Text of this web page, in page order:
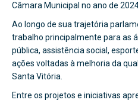
Câmara Municipal no ano de
Ao longo de sua trajetória
trabalho principalmente para as
pública, assistência social,
ações voltadas à melhoria da
Santa Vitória.
Entre os projetos e iniciativas